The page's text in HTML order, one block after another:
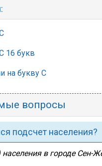
16 букв
на букву С
вопросы
подсчет населения?
населения в городе Сен-